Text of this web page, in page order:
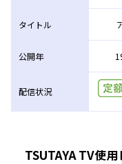
タイトル
公開年
配信状況
TSUTAYA TV使用